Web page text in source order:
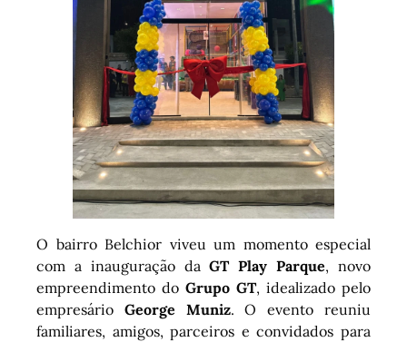
O bairro Belchior viveu um momento especial
com a inauguração daGT Play Parque, novo
empreendimento do Grupo GT, idealizado pelo
empresário George Muniz. O evento reuniu
familiares, amigos, parceiros e convidados para